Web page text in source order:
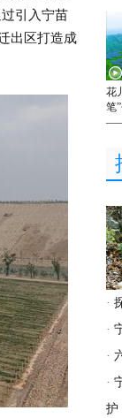
引入宁苗
出区打造成
花
笔
·
·
·
·
护